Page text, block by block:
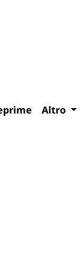
Altro